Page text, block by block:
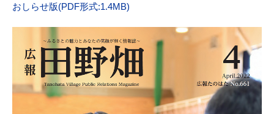
おしらせ版(PDF形式:1.4MB)